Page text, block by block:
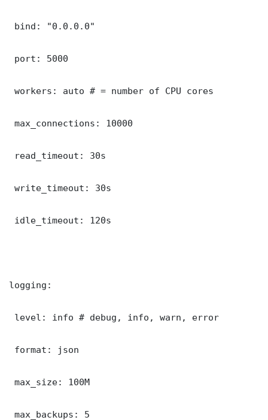
bind: "0.0.0.0"
port: 5000
workers: auto # = number of CPU cores
max_connections: 10000
read_timeout: 30s
write_timeout: 30s
idle_timeout: 120s
logging:
level: info # debug, info, warn, error
format: json
max_size: 100M
max_backups: 5